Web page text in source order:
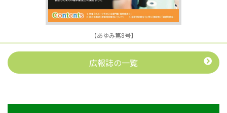
【あゆみ第8号】
広報誌の一覧